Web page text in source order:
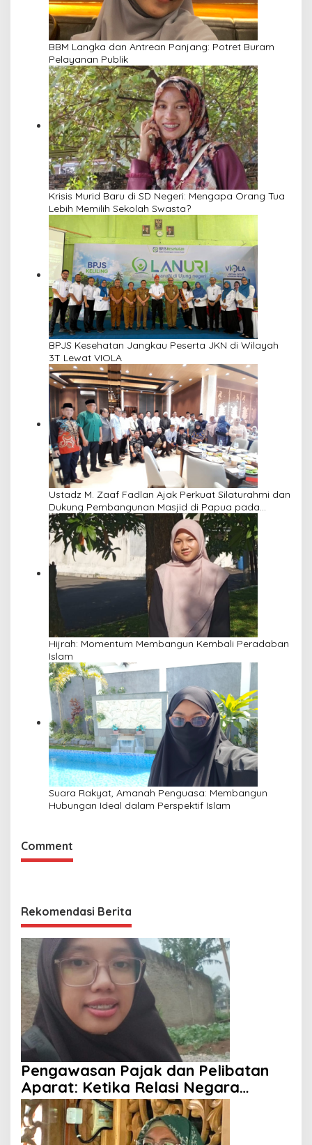
BBM Langka dan Antrean Panjang: Potret Buram
Pelayanan Publik
Krisis Murid Baru di SD Negeri: Mengapa Orang Tua
Lebih Memilih Sekolah Swasta?
BPJS Kesehatan Jangkau Peserta JKN di Wilayah
3T Lewat VIOLA
Ustadz M. Zaaf Fadlan Ajak Perkuat Silaturahmi dan
Dukung Pembangunan Masjid di Papua pada
Pengajian Yayasan Alimbas Insan Cita
Hijrah: Momentum Membangun Kembali Peradaban
Islam
Suara Rakyat, Amanah Penguasa: Membangun
Hubungan Ideal dalam Perspektif Islam
Comment
Rekomendasi Berita
Pengawasan Pajak dan Pelibatan
Aparat: Ketika Relasi Negara
dengan Rakyat Dipertanyakan